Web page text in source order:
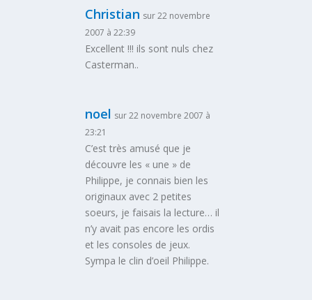
Christian sur 22 novembre
2007 à 22:39
Excellent !!! ils sont nuls chez
Casterman..
noel sur 22 novembre 2007 à
23:21
C’est très amusé que je
découvre les « une » de
Philippe, je connais bien les
originaux avec 2 petites
soeurs, je faisais la lecture… il
n’y avait pas encore les ordis
et les consoles de jeux.
Sympa le clin d’oeil Philippe.